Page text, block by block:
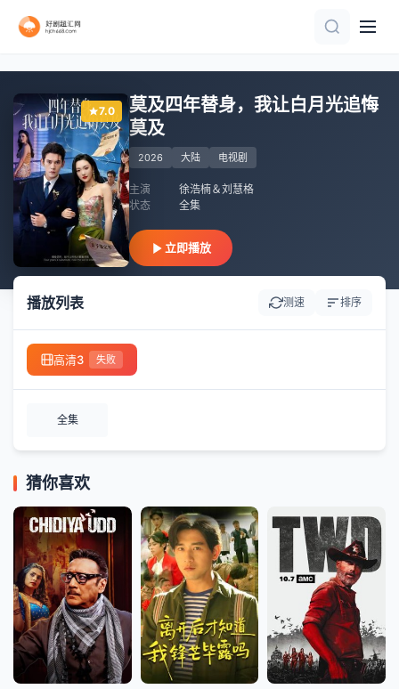
7.0
莫及四年替身，我让白月光追悔
莫及
2026 大陆 电视剧
主演
徐浩楠＆刘慧格
状态
全集
立即播放
播放列表 测速 排序
高清3 失败
全集
猜你喜欢
第8集完结
全集
已完结
已完结 共4集
全集
第12集完结
全20集
已完结
第3集
全集